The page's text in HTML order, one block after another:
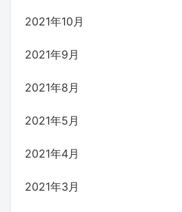
2021年10月
2021年9月
2021年8月
2021年5月
2021年4月
2021年3月